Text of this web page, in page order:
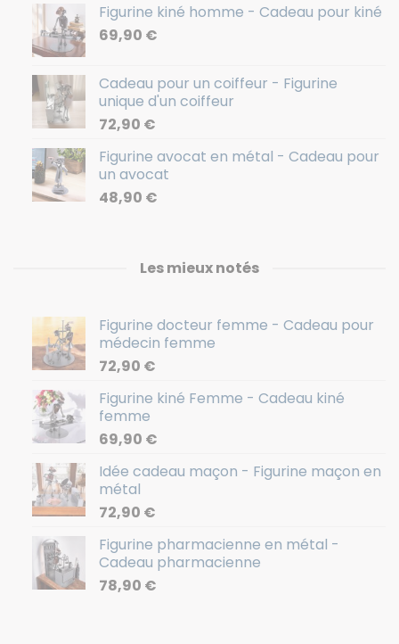
Figurine kiné homme - Cadeau pour kiné
69,90 €
Cadeau pour un coiffeur - Figurine
unique d'un coiffeur
72,90 €
Figurine avocat en métal - Cadeau pour
un avocat
48,90 €
Les mieux notés
Figurine docteur femme - Cadeau pour
médecin femme
72,90 €
Figurine kiné Femme - Cadeau kiné
femme
69,90 €
Idée cadeau maçon - Figurine maçon en
métal
72,90 €
Figurine pharmacienne en métal -
Cadeau pharmacienne
78,90 €